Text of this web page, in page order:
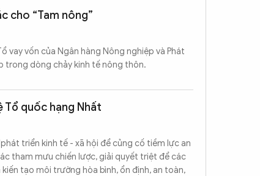
cho “Tam nông”
vay vốn của Ngân hàng Nông nghiệp và Phát
trong dòng chảy kinh tế nông thôn.
Tổ quốc hạng Nhất
triển kinh tế - xã hội để củng cố tiềm lực an
tham mưu chiến lược, giải quyết triệt để các
tạo môi trường hòa bình, ổn định, an toàn,